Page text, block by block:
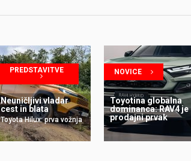
PREDSTAVITVE
Neuničljivi vladar
cest in blata
Toyota Hilux: prva vožnja
NOVICE
Toyotina globalna
dominanca: RAV4 je
prodajni prvak